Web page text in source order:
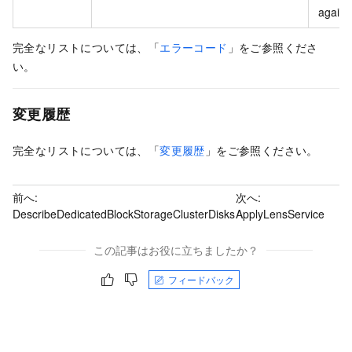
again
完全なリストについては、「エラーコード 」をご参照くださ
い。
変更履歴
完全なリストについては、「変更履歴 」をご参照ください。
前へ:
DescribeDedicatedBlockStorageClusterDisks
次へ:
ApplyLensService
この記事はお役に立ちましたか？
フィードバック